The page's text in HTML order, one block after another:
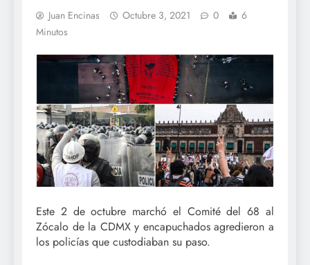
Juan Encinas Octubre 3, 2021 0
6
Minutos
Este 2 de octubre marchó el Comité del 68 al
Zócalo de la CDMX y encapuchados agredieron a
los policías que custodiaban su paso.